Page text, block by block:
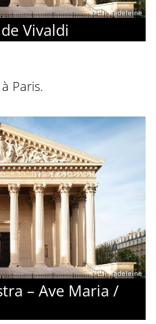
© La Madeleine
Vivaldi
Paris.
© La Madeleine
– Ave Maria /